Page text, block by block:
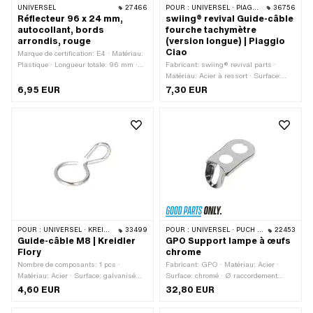
UNIVERSEL 27466
Réflecteur 96 x 24 mm,
autocollant, bords
arrondis, rouge
Marque de certification: E4 · Matériau:
Plastique · Longueur totale: 96 mm ·
Nombre de points de fixation: 1 pcs ·
Type de fixation: coller
6,95 EUR
POUR : UNIVERSEL · PIAGGIO 36756
swiing® revival Guide-câble
fourche tachymètre
(version longue) | Piaggio
Ciao
Fabricant: swiing® revival parts ·
Matériau: Acier à ressort · Surface:
inoxydable · Surface: électropoli ·
Nombre de composants: 1 pcs · Ø trou
7,30 EUR
POUR : UNIVERSEL · KREIDLER 33499
Guide-câble M8 | Kreidler
Flory
Nombre de composants: 1 pcs ·
Matériau: Acier · Surface: galvanisé
bleu · Ø trou de fixation: 8.5 mm ·
4,60 EUR
POUR : UNIVERSEL · PUCH · SACHS 22453
GPO Support lampe à œufs
chrome
Fabricant: GPO · Matériau: Acier ·
Surface: chromé · Ø raccordement
extérieur: 26.7 mm · Largeur du
32,80 EUR